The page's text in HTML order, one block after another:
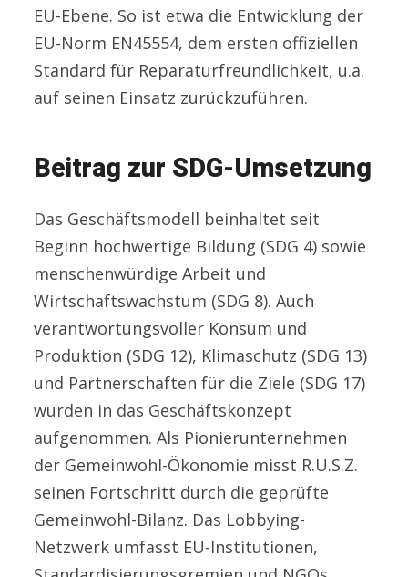
EU-Ebene. So ist etwa die Entwicklung der
EU-Norm EN45554, dem ersten offiziellen
Standard für Reparaturfreundlichkeit, u.a.
auf seinen Einsatz zurückzuführen.
Beitrag zur SDG-Umsetzung
Das Geschäftsmodell beinhaltet seit
Beginn hochwertige Bildung (SDG 4) sowie
menschenwürdige Arbeit und
Wirtschaftswachstum (SDG 8). Auch
verantwortungsvoller Konsum und
Produktion (SDG 12), Klimaschutz (SDG 13)
und Partnerschaften für die Ziele (SDG 17)
wurden in das Geschäftskonzept
aufgenommen. Als Pionierunternehmen
der Gemeinwohl-Ökonomie misst R.U.S.Z.
seinen Fortschritt durch die geprüfte
Gemeinwohl-Bilanz. Das Lobbying-
Netzwerk umfasst EU-Institutionen,